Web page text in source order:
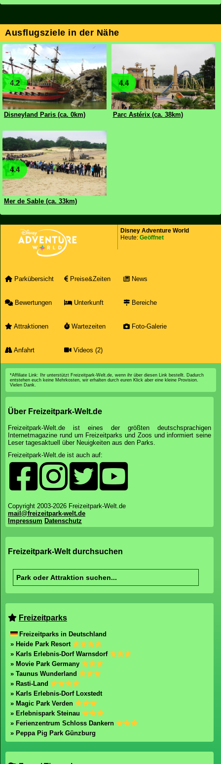
Ausflugsziele in der Nähe
4.2
Disneyland Paris (ca. 0km)
4.4
Parc Astérix (ca. 38km)
4.4
Mer de Sable (ca. 33km)
Disney Adventure World
Heute: Geöffnet
Parkübersicht Preise&Zeiten News
Bewertungen Unterkunft Bereiche
Attraktionen Wartezeiten Foto-Galerie
Anfahrt Videos (2)
*Affiliate Link: Ihr unterstützt Freizeitpark-Welt.de, wenn ihr über diesen Link bestellt. Dadurch
entstehen euch keine Mehrkosten, wir erhalten durch euren Klick aber eine kleine Provision.
Vielen Dank.
Über Freizeitpark-Welt.de
Freizeitpark-Welt.de ist eines der größten deutschsprachigen
Internetmagazine rund um Freizeitparks und Zoos und informiert seine
Leser tagesaktuell über Neuigkeiten aus den Parks.
Freizeitpark-Welt.de ist auch auf:
Copyright 2003-2026 Freizeitpark-Welt.de
mail@freizeitpark-welt.de
Impressum Datenschutz
Freizeitpark-Welt durchsuchen
Freizeitparks
Freizeitparks in Deutschland
» Heide Park Resort
» Karls Erlebnis-Dorf Warnsdorf
» Movie Park Germany
» Taunus Wunderland
» Rasti-Land
» Karls Erlebnis-Dorf Loxstedt
» Magic Park Verden
» Erlebnispark Steinau
» Ferienzentrum Schloss Dankern
» Peppa Pig Park Günzburg